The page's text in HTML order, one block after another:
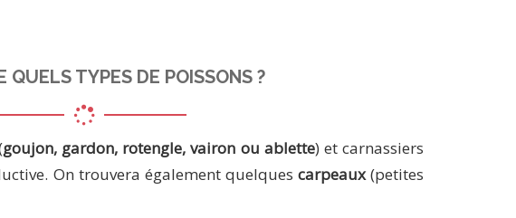
QUELS TYPES DE POISSONS ?
goujon, gardon, rotengle, vairon ou ablette) et carnassiers
On trouvera également quelques carpeaux(petites